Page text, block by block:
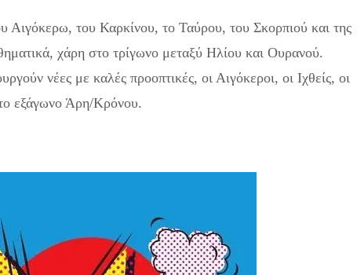
Αιγόκερω, του Καρκίνου, το Ταύρου, του Σκορπιού και της
χάρη στο τρίγωνο μεταξύ Ηλίου και Ουρανού.
νέες με καλές προοπτικές, οι Αιγόκεροι, οι Ιχθείς, οι
εξάγωνο Άρη/Κρόνου.